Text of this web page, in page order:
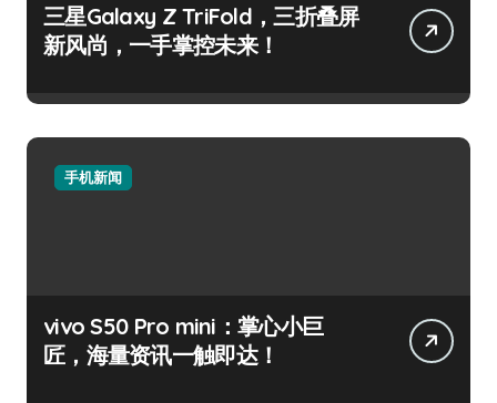
三星Galaxy Z TriFold，三折叠屏
新风尚，一手掌控未来！
手机新闻
vivo S50 Pro mini：掌心小巨
匠，海量资讯一触即达！